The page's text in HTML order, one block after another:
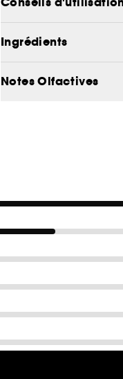
Ingrédients
Notes Olfactives